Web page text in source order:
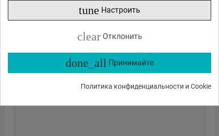
tune Настроить
clear Отклонить
done_all Принимайте
Политика конфиденциальности и Cookie